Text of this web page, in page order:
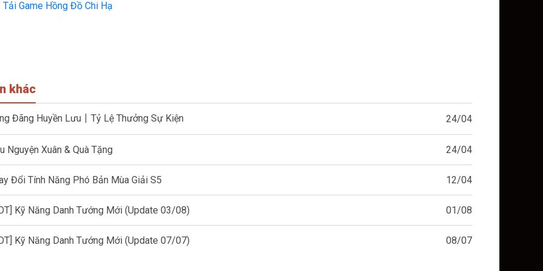
Tải Game Hồng Đồ Chi Hạ
khác
Đãng Huyền Lưu丨Tỷ Lệ Thưởng Sự Kiện 24/04
Nguyện Xuân & Quà Tặng 24/04
Đổi Tính Năng Phó Bản Mùa Giải S5 12/04
Kỹ Năng Danh Tướng Mới (Update 03/08) 01/08
Kỹ Năng Danh Tướng Mới (Update 07/07) 08/07